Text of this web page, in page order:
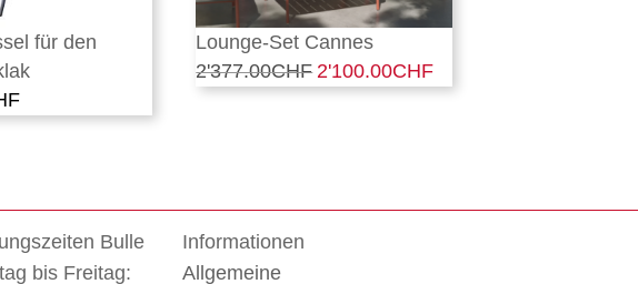
für den
Lounge-Set Cannes
2'377.00CHF Ursprünglicher
2'100.00CHFAktueller
Bulle
bis Freitag:
Informationen
Allgemeine